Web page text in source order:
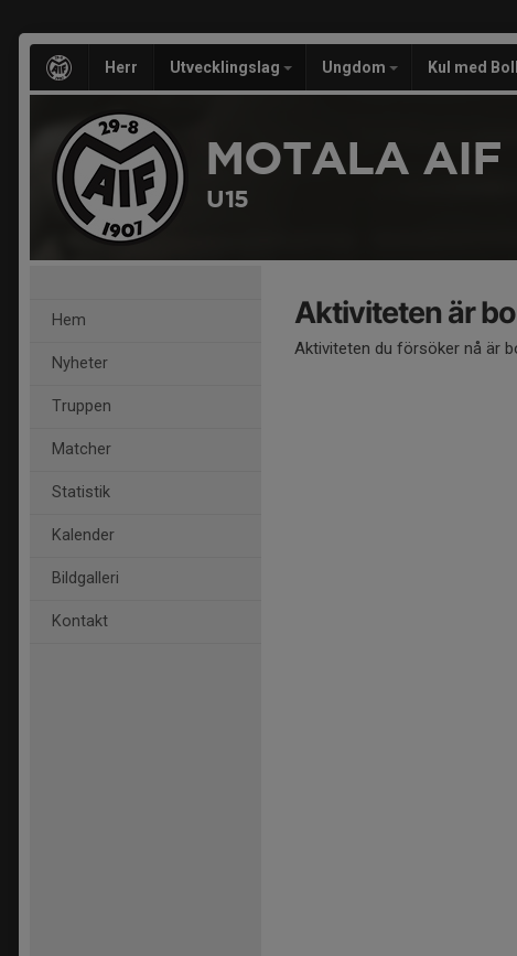
Herr Utvecklingslag Ungdom Kul med Boll
MOTALA AIF
U15
Hem
Nyheter
Truppen
Matcher
Statistik
Kalender
Bildgalleri
Kontakt
Aktiviteten är
Aktiviteten du försöker nå är